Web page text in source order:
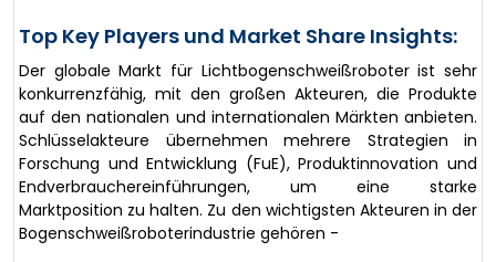
Top Key Players und Market Share Insights:
Der globale Markt für Lichtbogenschweißroboter ist sehr
konkurrenzfähig, mit den großen Akteuren, die Produkte
auf den nationalen und internationalen Märkten anbieten.
Schlüsselakteure übernehmen mehrere Strategien in
Forschung und Entwicklung (FuE), Produktinnovation und
Endverbrauchereinführungen, um eine starke
Marktposition zu halten. Zu den wichtigsten Akteuren in der
Bogenschweißroboterindustrie gehören -